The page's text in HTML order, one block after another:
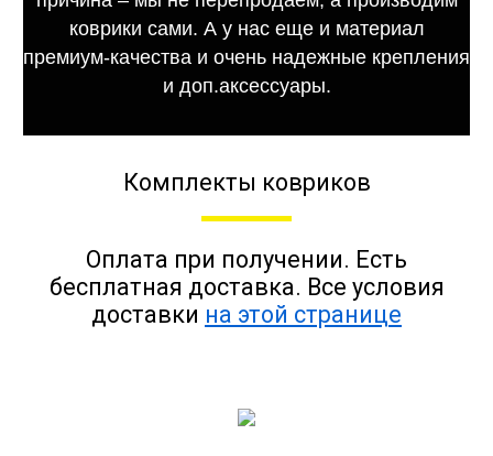
коврики сами. А у нас еще и материал
премиум-качества и очень надежные крепления
и доп.аксессуары.
Комплекты ковриков
Оплата при получении. Есть
бесплатная доставка. Все условия
доставки на этой странице